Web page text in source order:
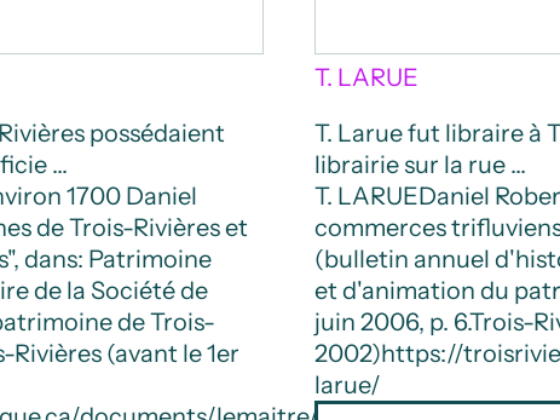
possédaient
…
1700 Daniel
de Trois-Rivières et
dans: Patrimoine
de la Société de
de Trois-
Rivières (avant le 1er
T. LARUE
T. Larue fut libraire à
librairie sur la rue …
T. LARUEDaniel
commerces
(bulletin annuel
et d'animation du
juin 2006, p. 6.Trois-
2002)https://
larue/